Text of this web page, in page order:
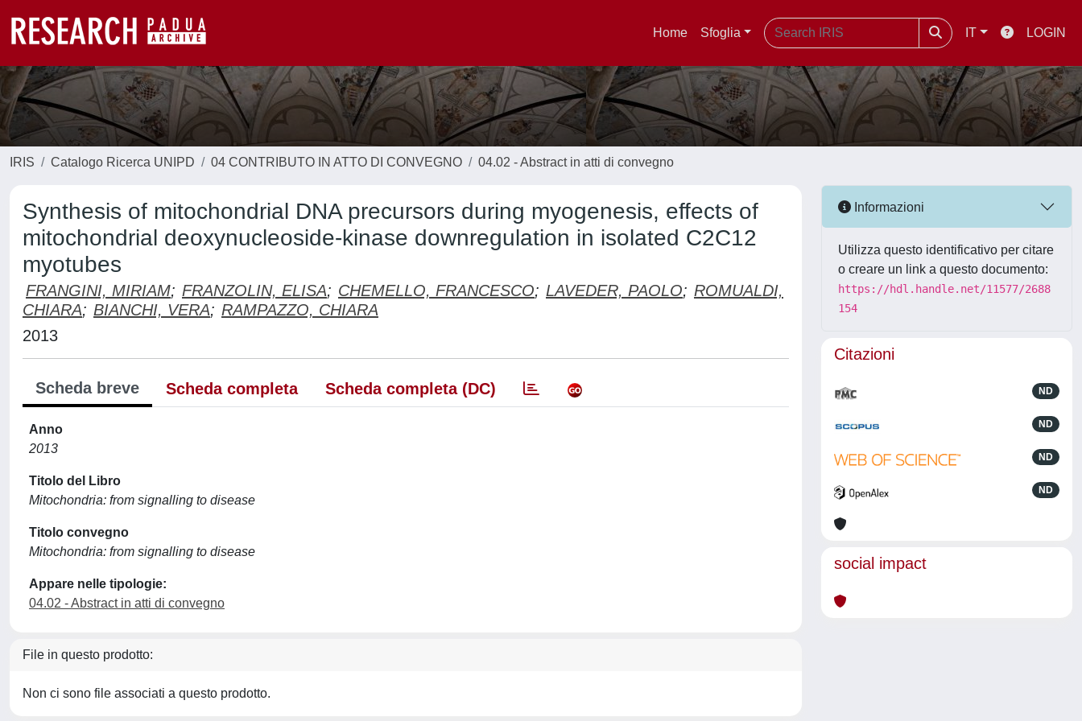
Home Sfoglia IT LOGIN
IRIS Catalogo Ricerca UNIPD 04 CONTRIBUTO IN ATTO DI CONVEGNO 04.02 - Abstract in atti di convegno
Synthesis of mitochondrial DNA precursors during myogenesis, effects of
mitochondrial deoxynucleoside-kinase downregulation in isolated C2C12
myotubes
FRANGINI, MIRIAM; FRANZOLIN, ELISA; CHEMELLO, FRANCESCO; LAVEDER, PAOLO; ROMUALDI,
CHIARA; BIANCHI, VERA; RAMPAZZO, CHIARA
2013
Scheda breve Scheda completa Scheda completa (DC)
Anno
2013
Titolo del Libro
Mitochondria: from signalling to disease
Titolo convegno
Mitochondria: from signalling to disease
Appare nelle tipologie:
04.02 - Abstract in atti di convegno
File in questo prodotto:
Non ci sono file associati a questo prodotto.
Informazioni
Utilizza questo identificativo per citare
o creare un link a questo documento:
https://hdl.handle.net/11577/2688
154
Citazioni
ND
ND
ND
ND
social impact